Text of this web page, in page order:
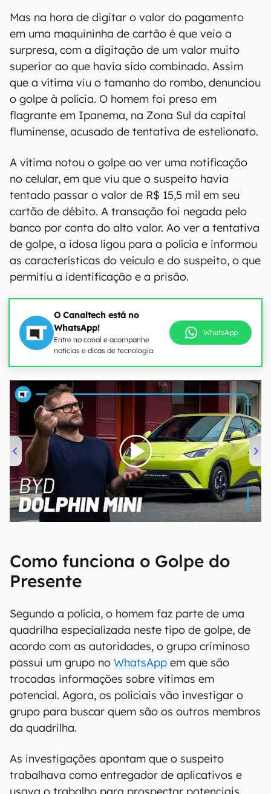
Mas na hora de digitar o valor do pagamento
em uma maquininha de cartão é que veio a
surpresa, com a digitação de um valor muito
superior ao que havia sido combinado. Assim
que a vítima viu o tamanho do rombo, denunciou
o golpe à polícia. O homem foi preso em
flagrante em Ipanema, na Zona Sul da capital
fluminense, acusado de tentativa de estelionato.
A vítima notou o golpe ao ver uma notificação
no celular, em que viu que o suspeito havia
tentado passar o valor de R$ 15,5 mil em seu
cartão de débito. A transação foi negada pelo
banco por conta do alto valor. Ao ver a tentativa
de golpe, a idosa ligou para a polícia e informou
as características do veículo e do suspeito, o que
permitiu a identificação e a prisão.
O Canaltech está no
WhatsApp!
Entre no canal e acompanhe
notícias e dicas de tecnologia
WhatsApp
00:00/04:07
Como funciona o Golpe do
Presente
Segundo a polícia, o homem faz parte de uma
quadrilha especializada neste tipo de golpe, de
acordo com as autoridades, o grupo criminoso
possui um grupo no WhatsApp em que são
trocadas informações sobre vítimas em
potencial. Agora, os policiais vão investigar o
grupo para buscar quem são os outros membros
da quadrilha.
As investigações apontam que o suspeito
trabalhava como entregador de aplicativos e